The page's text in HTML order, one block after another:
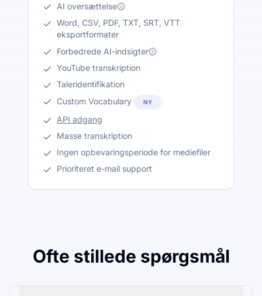
AI oversættelse
Word, CSV, PDF, TXT, SRT, VTT
eksportformater
Forbedrede AI-indsigter
YouTube transkription
Taleridentifikation
Custom Vocabulary
NY
API adgang
Masse transkription
Ingen opbevaringsperiode for mediefiler
Prioriteret e-mail support
Ofte stillede spørgsmål